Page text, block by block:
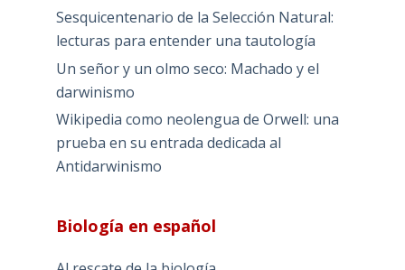
Sesquicentenario de la Selección Natural:
lecturas para entender una tautología
Un señor y un olmo seco: Machado y el
darwinismo
Wikipedia como neolengua de Orwell: una
prueba en su entrada dedicada al
Antidarwinismo
Biología en español